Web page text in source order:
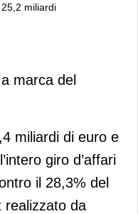
miliardi
il record di
marca del
miliardi di euro e
giro d’affari
il 28,3% del
realizzato da